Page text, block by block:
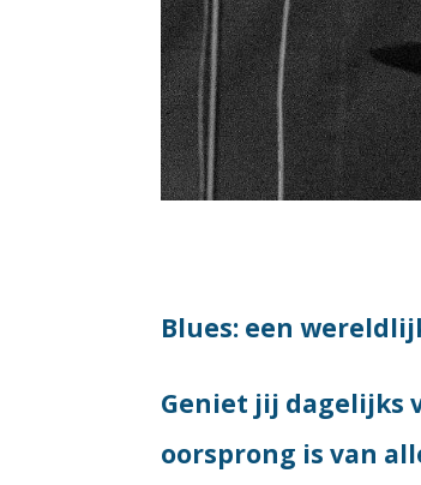
Blues: een
Geniet jij dagelijks
oorsprong is van